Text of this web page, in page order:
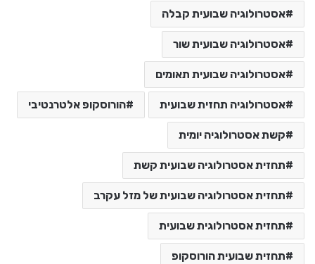
אסטרולוגיה שבועית קבלה
אסטרולוגיה שבועית שור
אסטרולוגיה שבועית תאומים
אסטרולוגיה תחזית שבועית הורוסקופ אלטרנטיבי
קשת אסטרולוגיה יומית
תחזית אסטרולוגיה שבועית קשת
תחזית אסטרולוגיה שבועית של מזל עקרב
תחזית אסטרולוגית שבועית
תחזית שבועית הורוסקופ